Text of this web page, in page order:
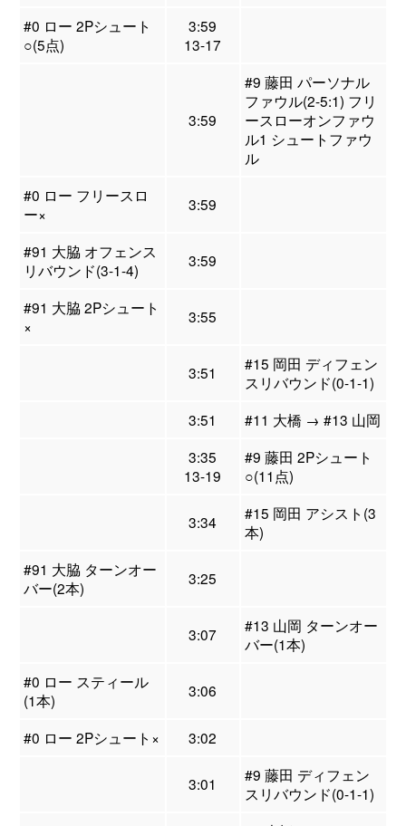
#0 ロー 2Pシュート
○(5点)
3:59
13-17
3:59
#9 藤田 パーソナル
ファウル(2-5:1) フリ
ースローオンファウ
ル1 シュートファウ
ル
#0 ロー フリースロ
ー×
3:59
#91 大脇 オフェンス
リバウンド(3-1-4)
3:59
#91 大脇 2Pシュート
×
3:55
3:51
#15 岡田 ディフェン
スリバウンド(0-1-1)
3:51
#11 大橋 → #13 山岡
3:35
13-19
#9 藤田 2Pシュート
○(11点)
3:34
#15 岡田 アシスト(3
本)
#91 大脇 ターンオー
バー(2本)
3:25
3:07
#13 山岡 ターンオー
バー(1本)
#0 ロー スティール
(1本)
3:06
#0 ロー 2Pシュート× 3:02
3:01
#9 藤田 ディフェン
スリバウンド(0-1-1)